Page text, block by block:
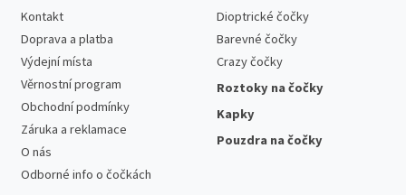
Kontakt
Doprava a platba
Výdejní místa
Věrnostní program
Obchodní podmínky
Záruka a reklamace
O nás
Odborné info o čočkách
Dioptrické čočky
Barevné čočky
Crazy čočky
Roztoky na čočky
Kapky
Pouzdra na čočky